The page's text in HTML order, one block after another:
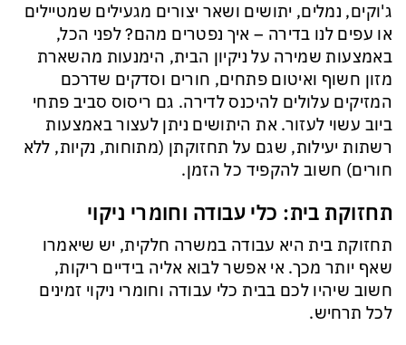
ג'וקים, נמלים, יתושים ושאר יצורים מגעילים שמטיילים
או עפים לנו בדירה – איך נפטרים מהם? לפני הכל,
באמצעות שמירה על ניקיון הבית, הימנעות מהשארת
מזון חשוף ואיטום פתחים, חורים וסדקים שדרכם
המזיקים עלולים להיכנס לדירה. גם ריסוס סביב פתחי
ביוב עשוי לעזור. את היתושים ניתן לעצור באמצעות
רשתות יעילות, שגם על תחזוקתן (מתוחות, נקיות, ללא
חורים) חשוב להקפיד כל הזמן.
תחזוקת בית: כלי עבודה וחומרי ניקוי
תחזוקת בית היא עבודה במשרה חלקית, יש שיאמרו
שאף יותר מכך. אי אפשר לבוא אליה בידיים ריקות,
חשוב שיהיו לכם בבית כלי עבודה וחומרי ניקוי זמינים
לכל תרחיש.